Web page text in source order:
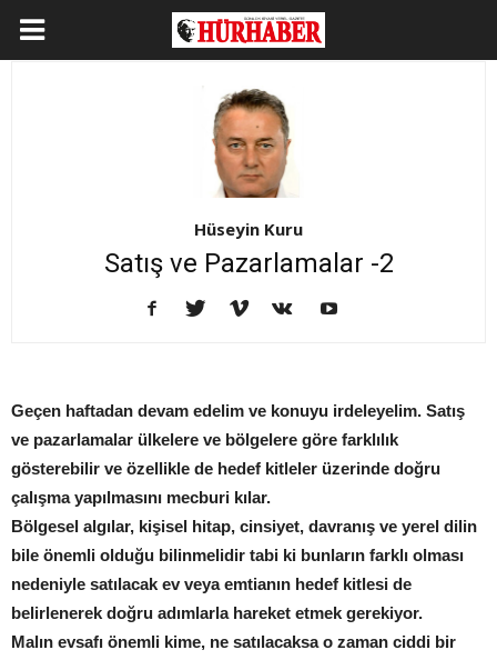
Hüseyin Kuru
Satış ve Pazarlamalar -2
Geçen haftadan devam edelim ve konuyu irdeleyelim. Satış
ve pazarlamalar ülkelere ve bölgelere göre farklılık
gösterebilir ve özellikle de hedef kitleler üzerinde doğru
çalışma yapılmasını mecburi kılar.
Bölgesel algılar, kişisel hitap, cinsiyet, davranış ve yerel dilin
bile önemli olduğu bilinmelidir tabi ki bunların farklı olması
nedeniyle satılacak ev veya emtianın hedef kitlesi de
belirlenerek doğru adımlarla hareket etmek gerekiyor.
Malın evsafı önemli kime, ne satılacaksa o zaman ciddi bir